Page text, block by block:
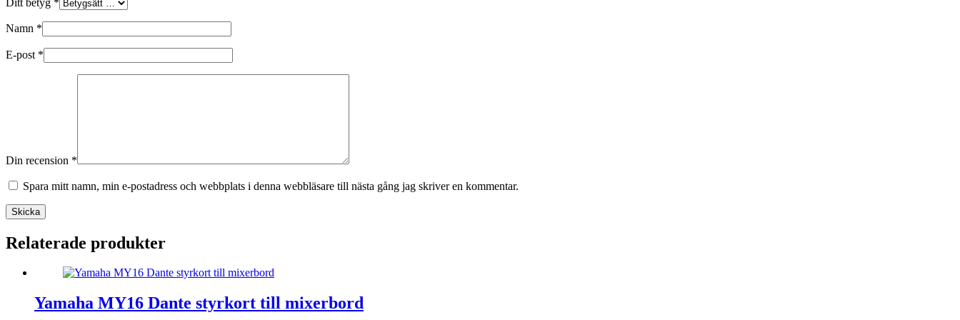
Namn *
E-post *
Din recension *
Spara mitt namn, min e-postadress och webbplats i denna webbläsare till nästa gång jag skriver en kommentar.
Skicka
Relaterade produkter
Yamaha MY16 Dante styrkort till mixerbord